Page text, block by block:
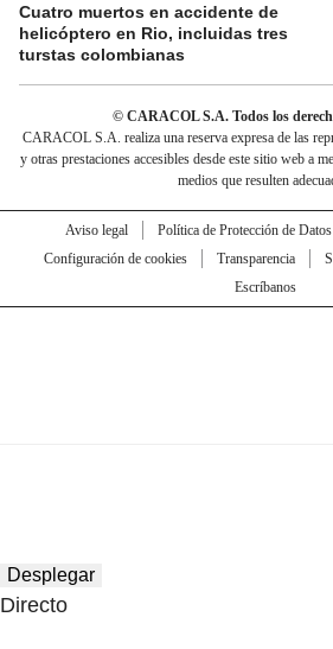
Cuatro muertos en accidente de
helicóptero en Rio, incluidas tres
turstas colombianas
© CARACOL S.A. Todos los
CARACOL S.A. realiza una reserva expresa de las
y otras prestaciones accesibles desde este sitio web a
medios que resulten
Aviso legal Política de Protección de Datos
Configuración de cookies
Transparencia
Escríbanos
Desplegar
Directo